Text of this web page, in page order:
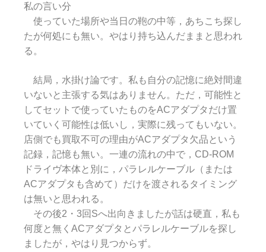
私の言い分
使っていた場所や当日の鞄の中等，あちこち探し
たが何処にも無い。やはり持ち込んだままと思われ
る。
結局，水掛け論です。私も自分の記憶に絶対間違
いないと主張する気はありません。ただ，可能性と
してセットで使っていたものをACアダプタだけ置
いていく可能性は低いし，実際に残ってもいない。
店側でも買取不可の理由がACアダプタ欠品という
記録，記憶も無い。一連の流れの中で，CD-ROM
ドライヴ本体と別に，パラレルケーブル（または
ACアダプタも含めて）だけを渡されるタイミング
は無いと思われる。
その後2・3回Sへ出向きましたが話は硬直，私も
何度と無くACアダプタとパラレルケーブルを探し
ましたが，やはり見つからず。